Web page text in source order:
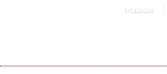
главная